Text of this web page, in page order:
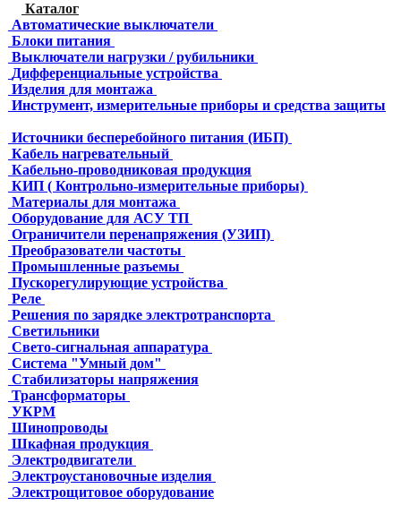
Каталог
Автоматические выключатели
Блоки питания
Выключатели нагрузки / рубильники
Дифференциальные устройства
Изделия для монтажа
Инструмент, измерительные приборы и средства защиты
Источники бесперебойного питания (ИБП)
Кабель нагревательный
Кабельно-проводниковая продукция
КИП ( Контрольно-измерительные приборы)
Материалы для монтажа
Оборудование для АСУ ТП
Ограничители перенапряжения (УЗИП)
Преобразователи частоты
Промышленные разъемы
Пускорегулирующие устройства
Реле
Решения по зарядке электротранспорта
Светильники
Свето-сигнальная аппаратура
Система "Умный дом"
Стабилизаторы напряжения
Трансформаторы
УКРМ
Шинопроводы
Шкафная продукция
Электродвигатели
Электроустановочные изделия
Электрощитовое оборудование